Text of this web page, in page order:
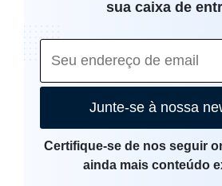
sua caixa de
Junte-se à nossa
Certifique-se de nos seguir
ainda mais conteúdo